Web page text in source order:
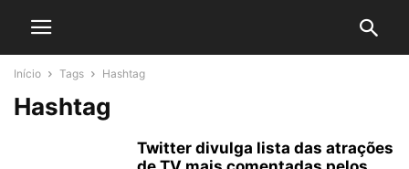
Início Tags Hashtag
Hashtag
Twitter divulga lista das atrações